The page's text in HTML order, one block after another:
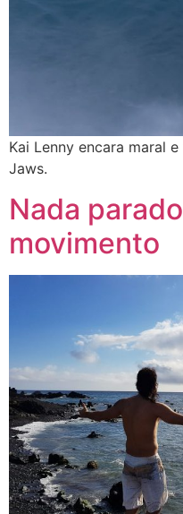
Kai Lenny encara maral
Jaws.
Nada
movimento